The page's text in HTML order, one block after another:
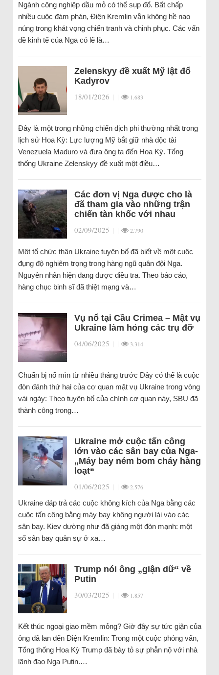
Ngành công nghiệp dầu mỏ có thể sụp đổ. Bất chấp
nhiều cuộc đàm phán, Điện Kremlin vẫn không hề nao
núng trong khát vọng chiến tranh và chinh phục. Các vấn
đề kinh tế của Nga có lẽ là…
Zelenskyy đề xuất Mỹ lật đổ
Kadyrov
18/01/2026 | | 1.683
Đây là một trong những chiến dịch phi thường nhất trong
lịch sử Hoa Kỳ: Lực lượng Mỹ bắt giữ nhà độc tài
Venezuela Maduro và đưa ông ta đến Hoa Kỳ. Tổng
thống Ukraine Zelenskyy đề xuất một điều…
Các đơn vị Nga được cho là
đã tham gia vào những trận
chiến tàn khốc với nhau
02/09/2025 | | 2.790
Một tổ chức thân Ukraine tuyên bố đã biết về một cuộc
đụng độ nghiêm trọng trong hàng ngũ quân đội Nga.
Nguyên nhân hiện đang được điều tra. Theo báo cáo,
hàng chục binh sĩ đã thiệt mạng và…
Vụ nổ tại Cầu Crimea – Mật vụ
Ukraine làm hỏng các trụ đỡ
04/06/2025 | | 3.314
Chuẩn bị nổ mìn từ nhiều tháng trước Đây có thể là cuộc
đòn đánh thứ hai của cơ quan mật vụ Ukraine trong vòng
vài ngày: Theo tuyên bố của chính cơ quan này, SBU đã
thành công trong…
Ukraine mở cuộc tấn công
lớn vào các sân bay của Nga-
„Máy bay ném bom cháy hàng
loạt“
01/06/2025 | | 2.576
Ukraine đáp trả các cuộc không kích của Nga bằng các
cuộc tấn công bằng máy bay không người lái vào các
sân bay. Kiev dường như đã giáng một đòn mạnh: một
số sân bay quân sự ở xa…
Trump nói ông „giận dữ“ về
Putin
30/03/2025 | | 1.857
Kết thúc ngoại giao mềm mỏng? Giờ đây sự tức giận của
ông đã lan đến Điện Kremlin: Trong một cuộc phỏng vấn,
Tổng thống Hoa Kỳ Trump đã bày tỏ sự phẫn nộ với nhà
lãnh đạo Nga Putin.…